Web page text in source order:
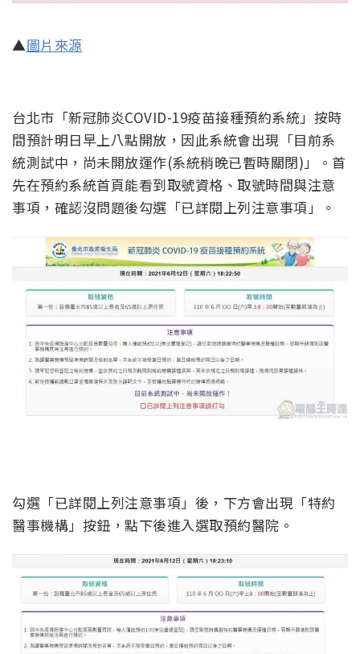
▲圖片來源
台北市「新冠肺炎COVID-19疫苗接種預約系統」按時
間預計明日早上八點開放，因此系統會出現「目前系
統測試中，尚未開放運作(系統稍晚已暫時關閉)」。首
先在預約系統首頁能看到取號資格、取號時間與注意
事項，確認沒問題後勾選「已詳閱上列注意事項」。
勾選「已詳閱上列注意事項」後，下方會出現「特約
醫事機構」按鈕，點下後進入選取預約醫院。